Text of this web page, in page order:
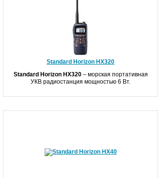
Standard Horizon HX320
Standard Horizon HX320– морская портативная
УКВ радиостанция мощностью 6 Вт.